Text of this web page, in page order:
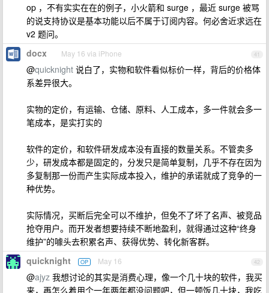
op ，不有实实在在的例子，小火箭和 surge ，最近 surge 被骂
的说支持协议是基本功能以后不属于订阅内容。何必舍近求远在
v2 题问。
41
docx May 16 via iPhone
@quicknight 说白了，实物和软件看似标价一样，背后的价格体
系差异很大。
实物的定价，有运输、仓储、原料、人工成本，多一件就会多一
笔成本，是实打实的
软件的定价，和软件研发成本没有直接的数量关系。不管卖多
少，研发成本都是固定的，分发只是简单复制，几乎不存在因为
多复制那一份而产生实际成本投入，维护的承诺就成了竞争的一
种优势。
实际情况，买断后完全可以不维护，但免不了坏了名声、被竞品
抢夺用户。而开发者想要持续不断地盈利，就得通过这种“终身
维护”的噱头去积累名声、获得优势、转化新客群。
42
quicknight OP May 16
@ajyz 我想讨论的其实是消费心理，像一个几十块的软件，我买
来，再怎么着用个一年两年都没问题吧，但一顿饭几十块，我吃